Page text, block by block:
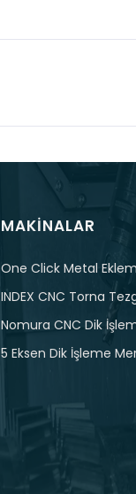
MAKINALAR
One Click Metal
INDEX CNC Torna
Nomura CNC Dik
5 Eksen Dik İşleme